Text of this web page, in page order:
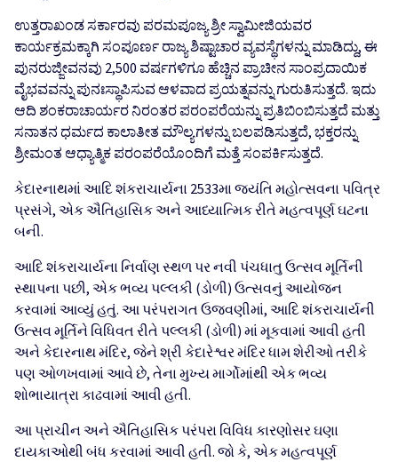
ಉತ್ತರಾಖಂಡ ಸರ್ಕಾರವು ಪರಮಪೂಜ್ಯ ಶ್ರೀ ಸ್ವಾಮೀಜಿಯವರ
ಕಾರ್ಯಕ್ರಮಕ್ಕಾಗಿ ಸಂಪೂರ್ಣ ರಾಜ್ಯ ಶಿಷ್ಟಾಚಾರ ವ್ಯವಸ್ಥೆಗಳನ್ನು ಮಾಡಿದ್ದು, ಈ
ಪುನರುಜ್ಜೀವನವು 2,500 ವರ್ಷಗಳಿಗೂ ಹೆಚ್ಚಿನ ಪ್ರಾಚೀನ ಸಾಂಪ್ರದಾಯಿಕ
ವೈಭವವನ್ನು ಪುನಃಸ್ಥಾಪಿಸುವ ಆಳವಾದ ಪ್ರಯತ್ನವನ್ನು ಗುರುತಿಸುತ್ತದೆ. ಇದು
ಆದಿ ಶಂಕರಾಚಾರ್ಯರ ನಿರಂತರ ಪರಂಪರೆಯನ್ನು ಪ್ರತಿಬಿಂಬಿಸುತ್ತದೆ ಮತ್ತು
ಸನಾತನ ಧರ್ಮದ ಕಾಲಾತೀತ ಮೌಲ್ಯಗಳನ್ನು ಬಲಪಡಿಸುತ್ತದೆ, ಭಕ್ತರನ್ನು
ಶ್ರೀಮಂತ ಆಧ್ಯಾತ್ಮಿಕ ಪರಂಪರೆಯೊಂದಿಗೆ ಮತ್ತೆ ಸಂಪರ್ಕಿಸುತ್ತದೆ.
કેદારનાથમાં આદિ શંકરાચાર્યના 2533મા જયંતિ મહોત્સવના પવિત્ર
પ્રસંગે, એક ઐતિહાસિક અને આધ્યાત્મિક રીતે મહત્વપૂર્ણ ઘટના
બની.
આદિ શંકરાચાર્યના નિર્વાણ સ્થળ પર નવી પંચધાતુ ઉત્સવ મૂર્તિની
સ્થાપના પછી, એક ભવ્ય પલ્લકી (ડોળી) ઉત્સવનું આયોજન
કરવામાં આવ્યું હતું. આ પરંપરાગત ઉજવણીમાં, આદિ શંકરાચાર્યની
ઉત્સવ મૂર્તિને વિધિવત રીતે પલ્લકી (ડોળી) માં મૂકવામાં આવી હતી
અને કેદારનાથ મંદિર, જેને શ્રી કેદારેશ્વર મંદિર ધામ શેરીઓ તરીકે
પણ ઓળખવામાં આવે છે, તેના મુખ્ય માર્ગોમાંથી એક ભવ્ય
શોભાયાત્રા કાઢવામાં આવી હતી.
આ પ્રાચીન અને ઐતિહાસિક પરંપરા વિવિધ કારણોસર ઘણા
દાયકાઓથી બંધ કરવામાં આવી હતી. જો કે, એક મહત્વપૂર્ણ